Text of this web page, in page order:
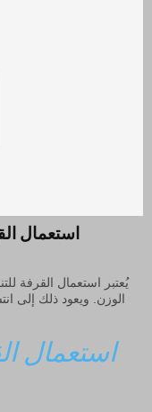
استعمال
يُعتبر استعمال القرفة
الوزن. ويعود ذلك إلى
استعمال